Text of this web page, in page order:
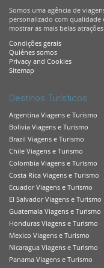
Somos uma agência de
personalizado com qualidade
mostrar as mais belas
Condições gerais
Quiénes somos
Privacy and Cookies
Sitemap
Destinos Turísticos
Argentina Viagens e Turismo
Bolivia Viagens e Turismo
Brazil Viagens e Turismo
Chile Viagens e Turismo
Colombia Viagens e Turismo
Costa Rica Viagens e Turismo
Ecuador Viagens e Turismo
El Salvador Viagens e Turismo
Guatemala Viagens e Turismo
Honduras Viagens e Turismo
Mexico Viagens e Turismo
Nicaragua Viagens e Turismo
Panama Viagens e Turismo